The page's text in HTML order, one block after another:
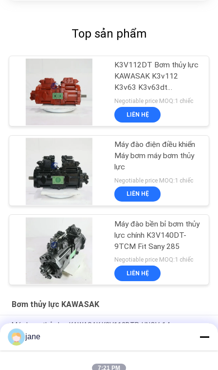
Top sản phẩm
K3V112DT Bơm thủy lực
KAWASAK K3v112
K3v63 K3v63dt
K3v112dt Cho máy đào
Negotiable price MOQ:1 chiếc
LIÊN HỆ
Máy đào điện điều khiển
Máy bơm máy bơm thủy
lực
Negotiable price MOQ:1 chiếc
LIÊN HỆ
Máy đào bền bỉ bơm thủy
lực chính K3V140DT-
9TCM Fit Sany 285
Negotiable price MOQ:1 chiếc
LIÊN HỆ
Bơm thủy lực KAWASAK
Máy bơm thủy lực KAWASAK K3V112DTP-HNOV-14
Máy bơm thủy lực điện DH300-5 Doosan, K3V140DT-9TCM
KAWASAK Hydraulic Products
jane
7:21 PM